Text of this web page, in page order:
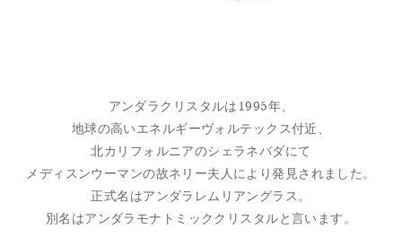
アンダラクリスタルは1995年、
地球の高いエネルギーヴォルテックス付近、
北カリフォルニアのシェラネバダにて
メディスンウーマンの故ネリー夫人により発見されました。
正式名はアンダラレムリアングラス。
別名はアンダラモナトミッククリスタルと言います。